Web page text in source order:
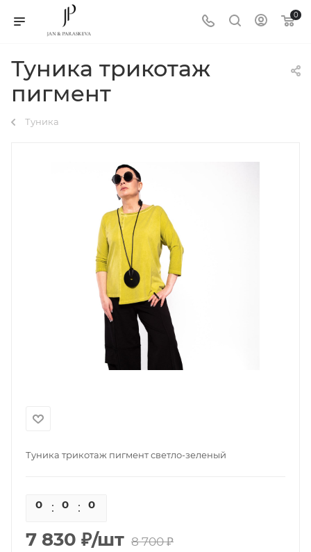
0
Туника трикотаж
пигмент
Туника
Туника трикотаж пигмент светло-зеленый
0 0 0
7 830 ₽/шт 8 700₽